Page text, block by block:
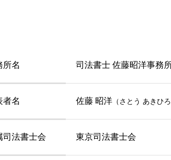
所名 司法書士 佐藤昭洋事務
者名 佐藤 昭洋（さとう あきひろ
司法書士会 東京司法書士会